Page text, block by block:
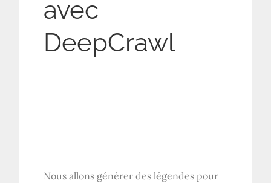
avec
DeepCrawl
Nous allons générer des légendes pour